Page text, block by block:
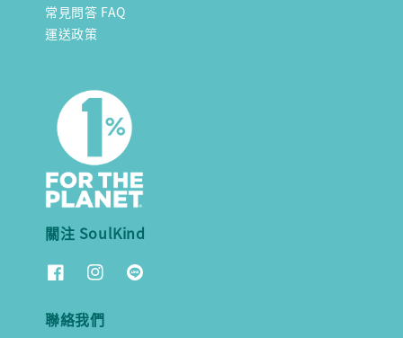
常見問答 FAQ
運送政策
關注 SoulKind
聯絡我們